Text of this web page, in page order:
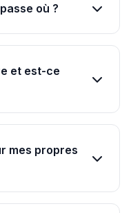
où ?
et est-ce
mes propres